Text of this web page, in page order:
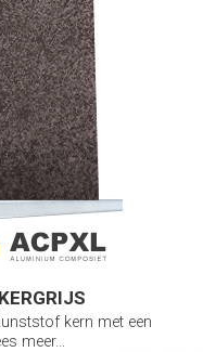
kern met een
meer...